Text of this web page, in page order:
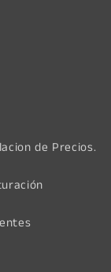
de Precios.